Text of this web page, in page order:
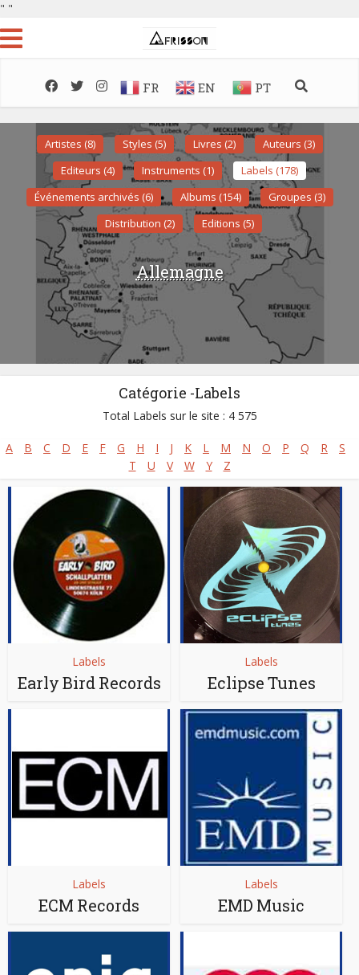
" "
FR EN PT
Artistes (8) Styles (5) Livres (2)
Auteurs (3)
Editeurs (4)
Instruments (1)
Labels (178)
Événements archivés (6)
Albums (154)
Groupes (3)
Distribution (2)
Editions (5)
Allemagne
Catégorie -Labels
Total Labels sur le site : 4 575
A B C D E F G H I J K L M N O P Q R
S
T
U V W Y Z
Labels
Early Bird Records
Labels
Eclipse Tunes
Labels
ECM Records
Labels
EMD Music